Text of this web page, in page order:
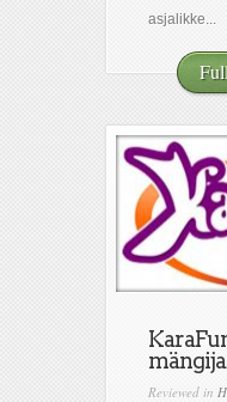
asjalikke...
mängija
Reviewed in